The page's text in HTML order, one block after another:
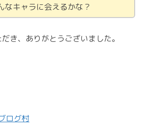
なキャラに会えるかな？
き、ありがとうございました。
ログ村